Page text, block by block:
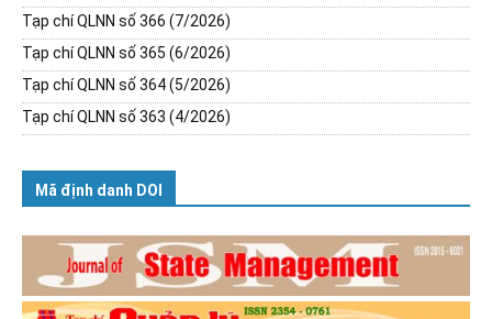
Tạp chí QLNN số 366 (7/2026)
Tạp chí QLNN số 365 (6/2026)
Tạp chí QLNN số 364 (5/2026)
Tạp chí QLNN số 363 (4/2026)
Mã định danh DOI